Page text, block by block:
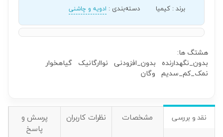
برند: کیمیا دسته‌بندی : ادویه و چاشنی
هشتگ ها:
بدون_نگهدارنده بدون_افزودنی نواارگانیک گیاهخوار
نمک_کم_سدیم وگان
نقد و بررسی مشخصات نظرات کاربران
پرسش و
پاسخ